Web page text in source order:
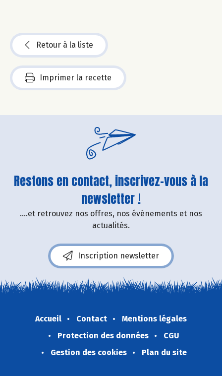
Retour à la liste
Imprimer la recette
Restons en contact, inscrivez-vous à la
newsletter !
....et retrouvez nos offres, nos événements et nos
actualités.
Inscription newsletter
Accueil Contact
Mentions légales
Protection des données
CGU
Gestion des cookies
Plan du site